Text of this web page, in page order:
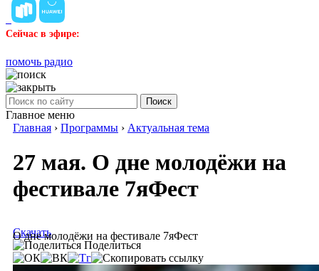
Сейчас в эфире:
помочь радио
Поиск
Главное меню
Главная › Программы › Актуальная тема
27 мая. О дне молодёжи на
фестивале 7яФест
О дне молодёжи на фестивале 7яФест
Скачать
Поделиться